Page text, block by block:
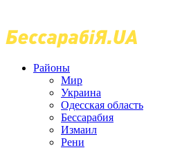
Районы
Мир
Украина
Одесская область
Бессарабия
Измаил
Рени